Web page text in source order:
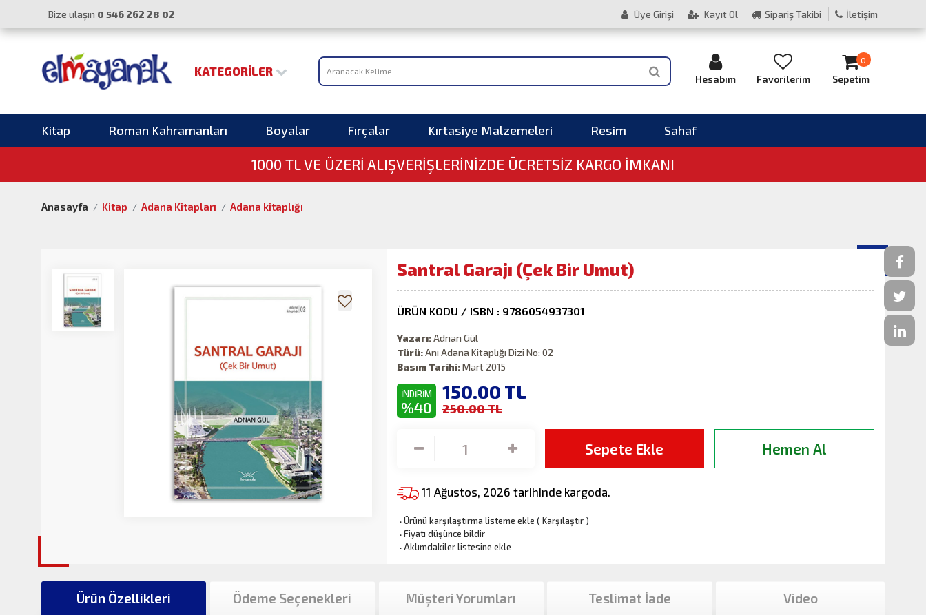
Bize ulaşın 0 546 262 28 02 Üye Girişi Kayıt Ol Sipariş Takibi İletişim
KATEGORILER
Hesabım Favorilerim Sepetim
0
Kitap Roman Kahramanları Boyalar Fırçalar Kırtasiye Malzemeleri Resim Sahaf
1000 TL VE ÜZERI ALIŞVERIŞLERINIZDE ÜCRETSİZ KARGO İMKANI
Anasayfa Kitap Adana Kitapları Adana kitaplığı
Santral Garajı (Çek Bir Umut)
ÜRÜN KODU / ISBN : 9786054937301
Yazarı:Adnan Gül
Türü:Anı Adana Kitaplığı Dizi No: 02
Basım Tarihi:Mart 2015
İNDİRİM
%40
150.00 TL
250.00 TL
Sepete Ekle Hemen Al
11 Ağustos, 2026 tarihinde kargoda.
·Ürünü karşılaştırma listeme ekle (Karşılaştır)
·Fiyatı düşünce bildir
·Aklımdakiler listesine ekle
Ürün Özellikleri Ödeme Seçenekleri Müşteri Yorumları Teslimat İade Video